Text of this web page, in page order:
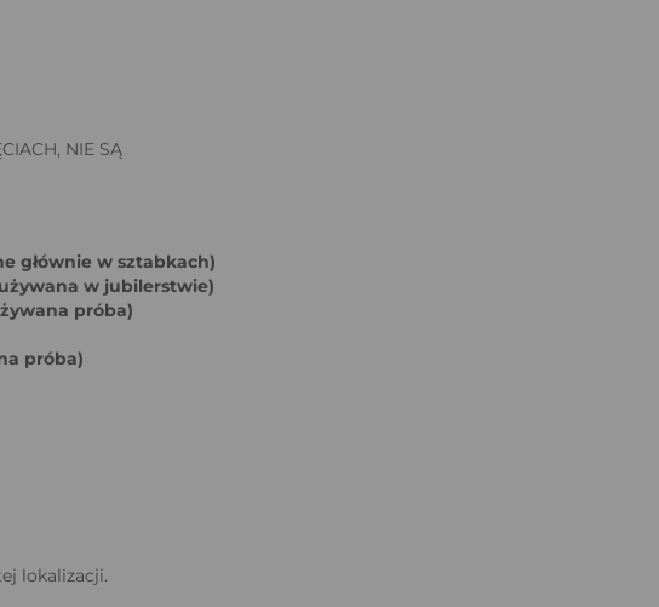
NIE SĄ
głównie w sztabkach)
w jubilerstwie)
próba)
próba)
lokalizacji.